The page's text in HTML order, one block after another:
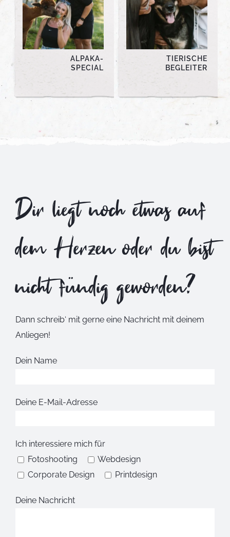
ALPAKA-
SPECIAL
TIERISCHE
BEGLEITER
Dir liegt noch etwas auf
dem Herzen oder du bist
nicht fündig geworden?
Dann schreib‘ mit gerne eine Nachricht mit deinem
Anliegen!
Dein Name
Deine E-Mail-Adresse
Ich interessiere mich für
Fotoshooting
Webdesign
Corporate Design
Printdesign
Deine Nachricht